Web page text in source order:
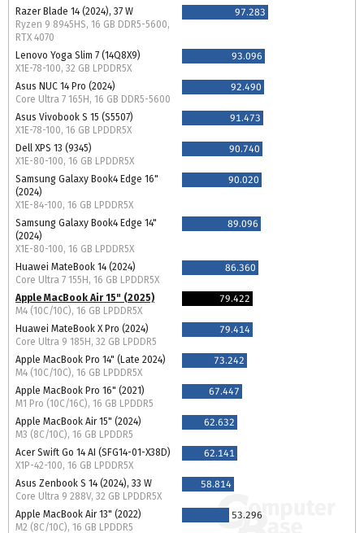
Razer Blade 14 (2024), 37 W
Ryzen 9 8945HS, 16 GB DDR5-5600,
RTX 4070
97.283
Lenovo Yoga Slim 7 (14Q8X9)
X1E-78-100, 32 GB LPDDR5X
93.096
Asus NUC 14 Pro (2024)
Core Ultra 7 165H, 16 GB DDR5-5600
92.490
Asus Vivobook S 15 (S5507)
X1E-78-100, 16 GB LPDDR5X
91.473
Dell XPS 13 (9345)
X1E-80-100, 16 GB LPDDR5X
90.740
Samsung Galaxy Book4 Edge 16"
(2024)
X1E-84-100, 16 GB LPDDR5X
90.020
Samsung Galaxy Book4 Edge 14"
(2024)
X1E-80-100, 16 GB LPDDR5X
89.096
Huawei MateBook 14 (2024)
Core Ultra 7 155H, 16 GB LPDDR5X
86.360
Apple MacBook Air 15" (2025)
M4 (10C/10C), 16 GB LPDDR5X
79.422
Huawei MateBook X Pro (2024)
Core Ultra 9 185H, 32 GB LPDDR5
79.414
Apple MacBook Pro 14" (Late 2024)
M4 (10C/10C), 16 GB LPDDR5X
73.242
Apple MacBook Pro 16" (2021)
M1 Pro (10C/16C), 16 GB LPDDR5
67.447
Apple MacBook Air 15" (2024)
M3 (8C/10C), 16 GB LPDDR5
62.632
Acer Swift Go 14 AI (SFG14-01-X38D)
X1P-42-100, 16 GB LPDDR5X
62.141
Asus Zenbook S 14 (2024), 33 W
Core Ultra 9 288V, 32 GB LPDDR5X
58.814
Apple MacBook Air 13" (2022)
M2 (8C/10C), 16 GB LPDDR5
53.296